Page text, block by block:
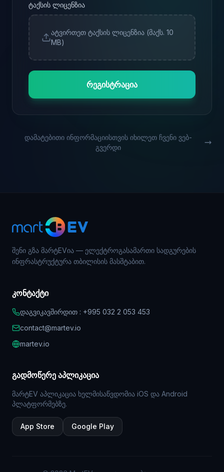
ტაქსის ლიცენზია
ატვირთეთ ტაქსის ლიცენზია (მაქს. 10
MB)
რეგისტრაცია
დამატებითი ინფორმაციისთვის იხილეთ ჩვენი ვებ-
გვერდი
შენი გზა მარტEVია — ელექტროგასამართი სადგურების
ინფრასტრუქტურა თბილისის მასშტაბით.
კონტაქტი
დაგვიკავშირდით : +995 032 2 053 453
contact@martev.io
martev.io
გადმოწერე აპლიკაცია
მარტEV აპლიკაცია ხელმისაწვდომია iOS და Android
პლატფორმებზე.
App Store Google Play